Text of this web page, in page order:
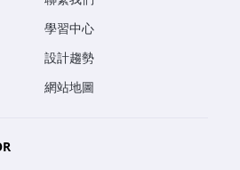
學習中心
設計趨勢
網站地圖